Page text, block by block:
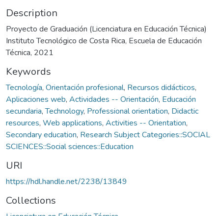
Description
Proyecto de Graduación (Licenciatura en Educación Técnica)
Instituto Tecnológico de Costa Rica, Escuela de Educación
Técnica, 2021
Keywords
Tecnología, Orientación profesional, Recursos didácticos,
Aplicaciones web, Actividades -- Orientación, Educación
secundaria,Technology, Professional orientation, Didactic
resources, Web applications, Activities -- Orientation,
Secondary education, Research Subject Categories::SOCIAL
SCIENCES::Social sciences::Education
URI
https://hdl.handle.net/2238/13849
Collections